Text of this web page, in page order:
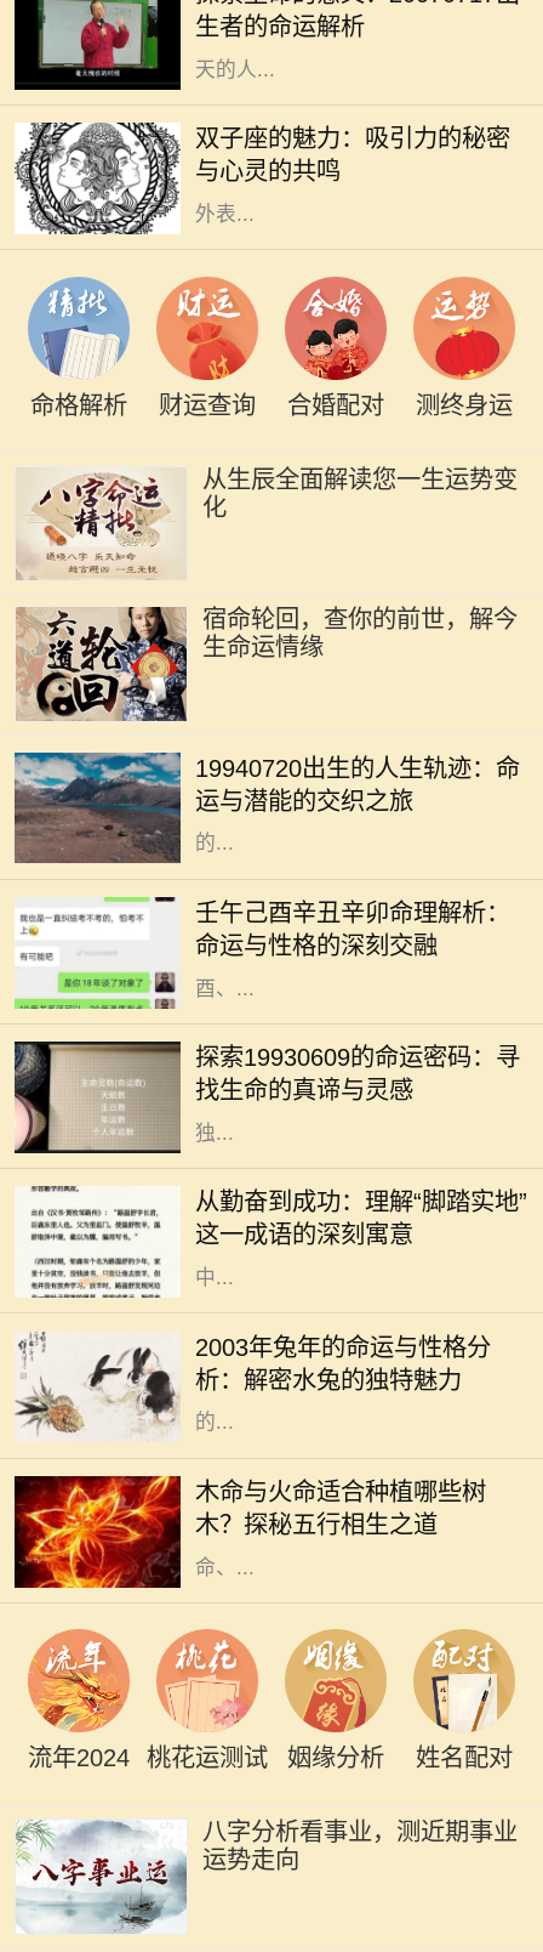
生者的命运解析
丰富的数字哲学，昭示着出生在这一
天的人...
双子座的魅力：吸引力的秘密
与心灵的共鸣
双子座是个富有魅力的星座，生于5
月21日至6月20日之间的双子们，凭
借其机智与灵活的个性，成为社交场
合的明星。他们的吸引力不单来源于
外表...
命格解析 财运查询 合婚配对 测终身运
从生辰全面解读您一生运势变
化
宿命轮回，查你的前世，解今
生命运情缘
19940720出生的人生轨迹：命
运与潜能的交织之旅
日这一日具有其独特的意义。对于这
一日出生的人来说，他们的命运似乎
注定要与众不同。每个人都希望自己
的...
壬午己酉辛丑辛卯命理解析：
命运与性格的深刻交融
在浩瀚的命理学中，五行八字被视为
解读一个人命运的重要工具。不同的
命格拥有各自独特的性格特征与运势
走向。今天，我们将针对壬午、己
酉、...
探索19930609的命运密码：寻
找生命的真谛与灵感
四季更迭，岁月如梭，人生轨迹中总
有一些命运的节点，让我们不得不回
望过往，反思前行。在这个多元化的
时代，每一个出生日期都似乎蕴藏着
独...
从勤奋到成功：理解“脚踏实地”
这一成语的深刻寓意
在人生的旅途中，成功往往不是一蹴
而就的事情，而是一个不断努力、不
断奋斗的过程。在这个过程中，许多
成语成为我们学习和生活的指南。其
中...
2003年兔年的命运与性格分
析：解密水兔的独特魅力
2003年是农历的兔年，而根据中国五
行命理学，这一年出生的人属于“水
兔”。水兔的特性受水的影响，个性
温和、灵活多变，给人一种温润如玉
的...
木命与火命适合种植哪些树
木？探秘五行相生之道
木命和火命是中国五行学说中的两个
重要概念，它们不仅影响着一个人的
性格与命运，还与植物的选择息息相
关。在中华文化中，树木代表着生
命、...
流年2024 桃花运测试 姻缘分析 姓名配对
八字分析看事业，测近期事业
运势走向